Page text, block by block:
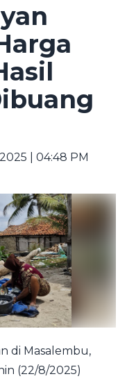
| 04:48 PM
di Masalembu,
(22/8/2025)